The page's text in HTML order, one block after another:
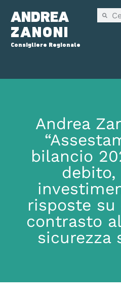
ANDREA
ZANONI
Consigliere Regionale
Andrea
bilancio
debito,
risposte su
contrasto
sicurezza